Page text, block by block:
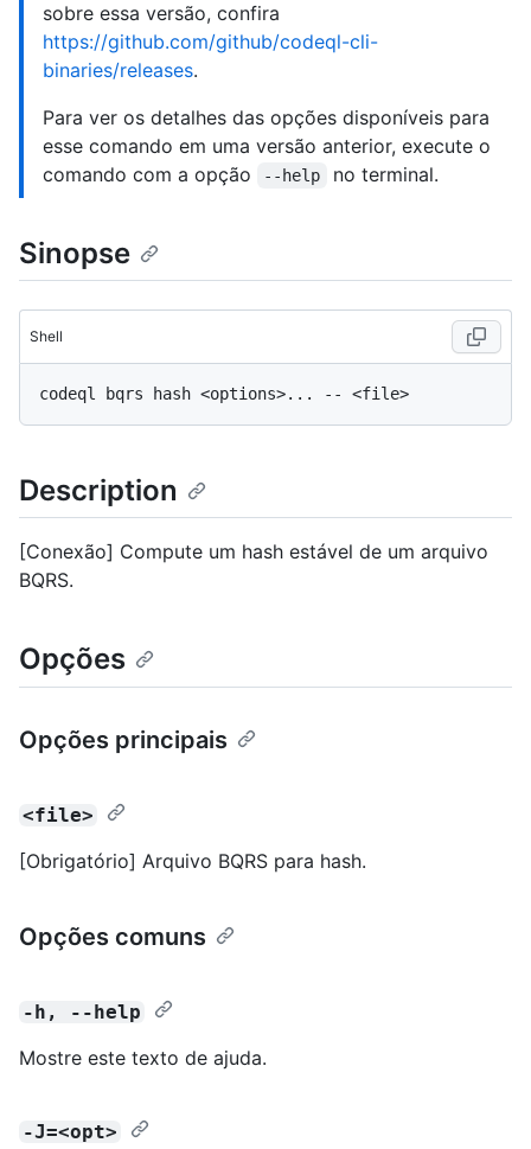
sobre essa versão, confira
https://github.com/github/codeql-cli-
binaries/releases.
Para ver os detalhes das opções disponíveis para
esse comando em uma versão anterior, execute o
comando com a opção
--help no terminal.
Sinopse
Shell
Description
[Conexão] Compute um hash estável de um arquivo
BQRS.
Opções
Opções principais
<file>
[Obrigatório] Arquivo BQRS para hash.
Opções comuns
-h, --help
Mostre este texto de ajuda.
-J=<opt>